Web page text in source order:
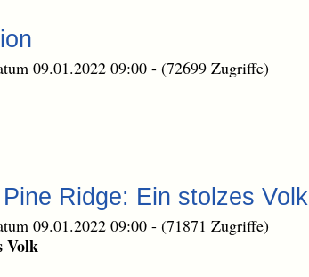
09.01.2022 09:00 - (72699 Zugriffe)
Ridge: Ein stolzes Volk
09.01.2022 09:00 - (71871 Zugriffe)
Volk